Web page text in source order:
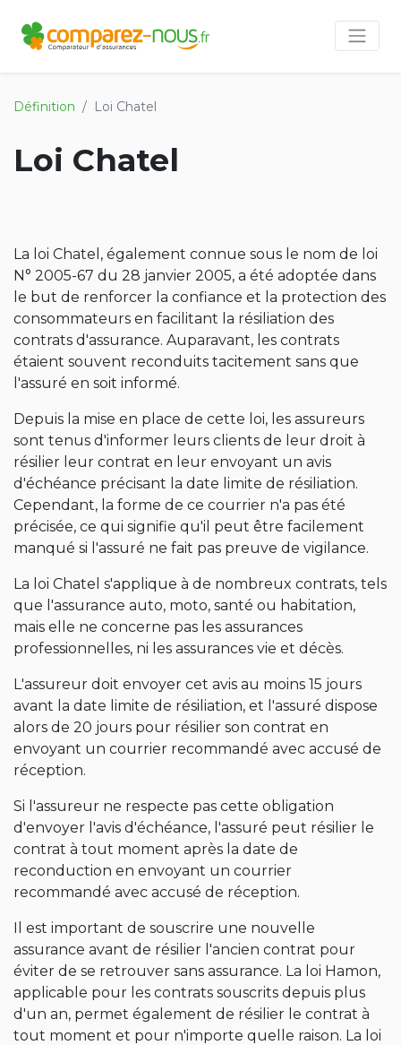
Définition Loi Chatel
Loi Chatel
La loi Chatel, également connue sous le nom de loi
N° 2005-67 du 28 janvier 2005, a été adoptée dans
le but de renforcer la confiance et la protection des
consommateurs en facilitant la résiliation des
contrats d'assurance. Auparavant, les contrats
étaient souvent reconduits tacitement sans que
l'assuré en soit informé.
Depuis la mise en place de cette loi, les assureurs
sont tenus d'informer leurs clients de leur droit à
résilier leur contrat en leur envoyant un avis
d'échéance précisant la date limite de résiliation.
Cependant, la forme de ce courrier n'a pas été
précisée, ce qui signifie qu'il peut être facilement
manqué si l'assuré ne fait pas preuve de vigilance.
La loi Chatel s'applique à de nombreux contrats, tels
que l'assurance auto, moto, santé ou habitation,
mais elle ne concerne pas les assurances
professionnelles, ni les assurances vie et décès.
L'assureur doit envoyer cet avis au moins 15 jours
avant la date limite de résiliation, et l'assuré dispose
alors de 20 jours pour résilier son contrat en
envoyant un courrier recommandé avec accusé de
réception.
Si l'assureur ne respecte pas cette obligation
d'envoyer l'avis d'échéance, l'assuré peut résilier le
contrat à tout moment après la date de
reconduction en envoyant un courrier
recommandé avec accusé de réception.
Il est important de souscrire une nouvelle
assurance avant de résilier l'ancien contrat pour
éviter de se retrouver sans assurance. La loi Hamon,
applicable pour les contrats souscrits depuis plus
d'un an, permet également de résilier le contrat à
tout moment et pour n'importe quelle raison. La loi